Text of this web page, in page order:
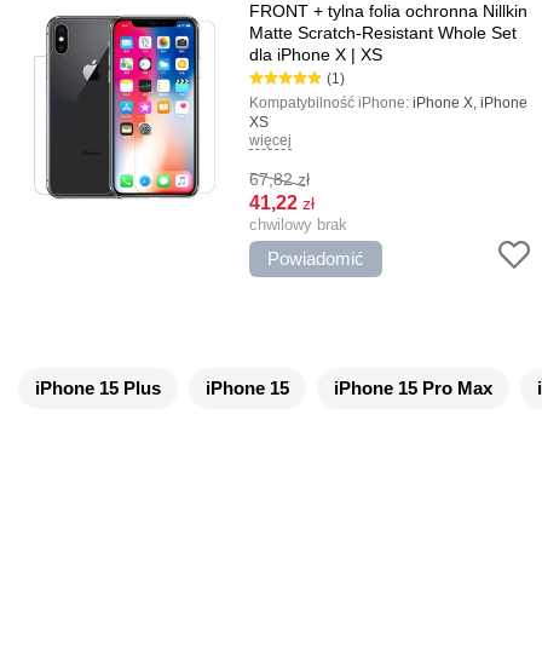
FRONT + tylna folia ochronna Nillkin
Matte Scratch-Resistant Whole Set
dla iPhone X | XS
(1)
Kompatybilność iPhone:iPhone X, iPhone
XS
Kolor:
Oleofobiczny
więcej
67,82zł
41,22zł
chwilowy brak
Powiadomić
iPhone 15 Plus iPhone 15 iPhone 15 Pro Max